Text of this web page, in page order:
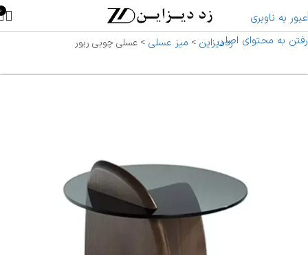
عبور به ناوبری
رفتن به محتوای اصلی
0
زددیزاین > میز عسلی > عسلی چوبی ریور